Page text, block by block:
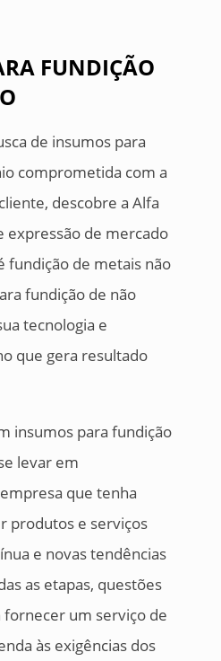
FUNDIÇÃO
de insumos para
comprometida com a
descobre a Alfa
expressão de mercado
fundição de metais não
fundição de não
tecnologia e
que gera resultado
insumos para fundição
levar em
que tenha
produtos e serviços
e novas tendências
as etapas, questões
um serviço de
às exigências dos